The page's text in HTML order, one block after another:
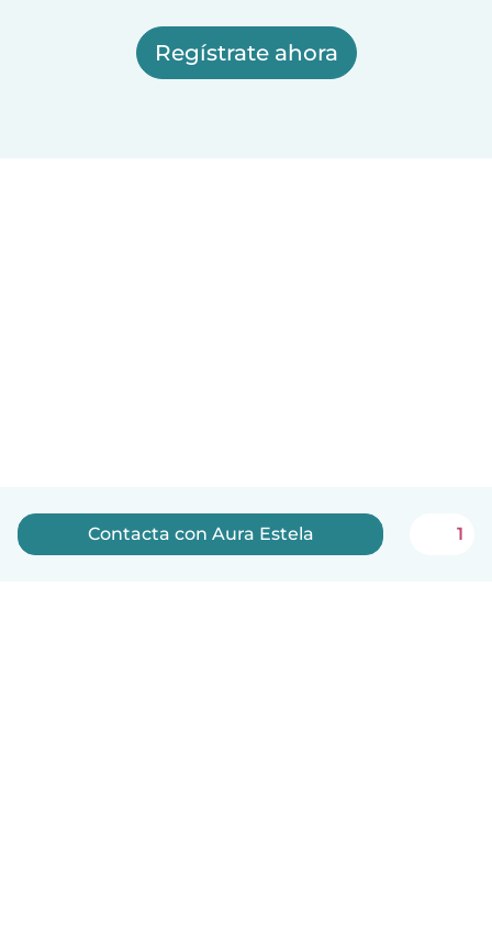
Regístrate ahora
Contacta con Aura Estela 1